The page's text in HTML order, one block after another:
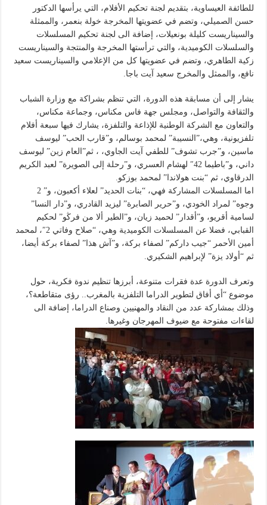
للطائفة العيساوية، بتقديم لجنة تحكيم الأفلام، التي يرأسها الدكتور
حسن الصميلي، وتضم في عضويتها المخرجة خولة بنعمر، والممثلة
والسيناريست كليلة بونعيلات، إضافة الى لجنة تحكيم المسلسلات
والسلسلات الكوميدية، والتي ترأستها المخرجة والمنتجة والسيناريست
زكية الطاهري، وتضم في عضويتها كل من الإعلامي والسيناريست سعيد
نافع، والممثل والمخرج سعيد آيت باجا.
يشار إلى أن مسابقة هذه الدورة، التي تنظم بشراكة مع وزارة الشباب
والثقافة والتواصل، ومجلس جهة فاس مكناس، وجماعة مكناس،
والتعاون مع الشركة الوطنية للإذاعة والتلفزة، يشارك فيها سبعة أفلام
تلفزيونية، وهي،”النسيبة” لمحمد بوسالم، و”قارب الحب” ليوسف
ماسين، و”جرب تشوف” للطفي آيت الجاوي، ، ثم”العام زين” ليوسف
داني، و”باطيما 42″ لهشام العسري، و”رحلة إلى الصويرة” لعبد الكريم
الدرقاوي، ثم “بنت هولاندا” لمحمد بوزكو.
اما المسلسلات المشاركة فهي، “بنات الحديد” لعلاء أكعبون، و” 2
وجوه” لمراد الخودي، و”حرير الصابرة” ليزيد القادري، و”دار النسا”
لسامية أقريو، و”أقدار” لحميد زيان، و”الطير ألا من فرڭو” لحكيم
القبابي، فضلا عن المسلسلات الكوميدية وهي، “صلاح وفاتي 2″، لمحمد
أمين الأحمر “جيب داركم” لصفاء بركة، و”آش هذا” لصفاء بركة أيضا،
ثم “أولاد يزة” لإبراهيم الشكيري.
وتعرف الدورة عدة فقرات متنوعة، أبرزها تنظيم ندوة فكرية، حول
موضوع “أي أفاق لتطوير الدراما التلفزية بالمغرب.. رؤى متقاطعة؟،
وذلك بمشاركة عدد من النقاد والمهنيين وصناع الدراما، إضافة الى
لقاءات مفتوحة مع ضيوف المهرجان وغيرها.